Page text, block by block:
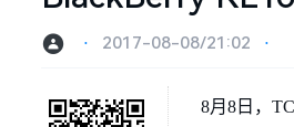
⋅ 2017-08-08/21:02 ⋅
8月8日，